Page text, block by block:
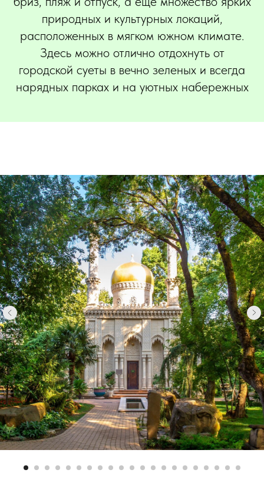
природных и культурных локаций,
расположенных в мягком южном климате.
Здесь можно отлично отдохнуть от
городской суеты в вечно зеленых и всегда
нарядных парках и на уютных набережных